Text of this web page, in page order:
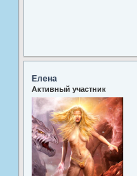
Елена
Активный участник